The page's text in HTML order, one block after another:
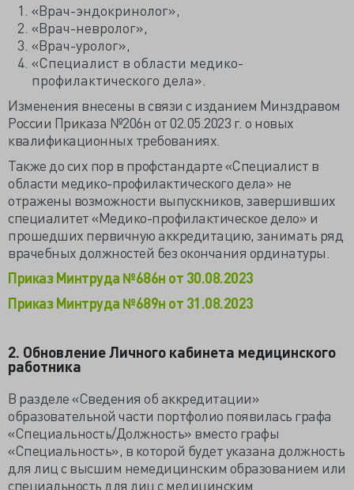
«Врач-эндокринолог»,
«Врач-невролог»,
«Врач-уролог»,
«Специалист в области медико-
профилактического дела».
Изменения внесены в связи с изданием Минздравом
России Приказа №206н от 02.05.2023 г. о новых
квалификационных требованиях.
Также до сих пор в профстандарте «Специалист в
области медико-профилактического дела» не
отражены возможности выпускников, завершивших
специалитет «Медико-профилактическое дело» и
прошедших первичную аккредитацию, занимать ряд
врачебных должностей без окончания ординатуры.
Приказ Минтруда №686н от 30.08.2023
Приказ Минтруда №689н от 31.08.2023
2. Обновление Личного кабинета медицинского
работника
В разделе «Сведения об аккредитации»
образовательной части портфолио появилась графа
«Специальность/Должность» вместо графы
«Специальность», в которой будет указана должность
для лиц с высшим немедицинским образованием или
специальность для лиц с медицинским